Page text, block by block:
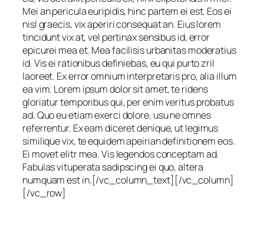
Mei an pericula euripidis, hinc partem ei est. Eos ei
nisl graecis, vix aperiri consequat an. Eius lorem
tincidunt vix at, vel pertinax sensibus id, error
epicurei mea et. Mea facilisis urbanitas moderatius
id. Vis ei rationibus definiebas, eu qui purto zril
laoreet. Ex error omnium interpretaris pro, alia illum
ea vim. Lorem ipsum dolor sit amet, te ridens
gloriatur temporibus qui, per enim veritus probatus
ad. Quo eu etiam exerci dolore, usu ne omnes
referrentur. Ex eam diceret denique, ut legimus
similique vix, te equidem apeirian definitionem eos.
Ei movet elitr mea. Vis legendos conceptam ad.
Fabulas vituperata sadipscing ei quo, altera
numquam est in.[/vc_column_text][/vc_column]
[/vc_row]